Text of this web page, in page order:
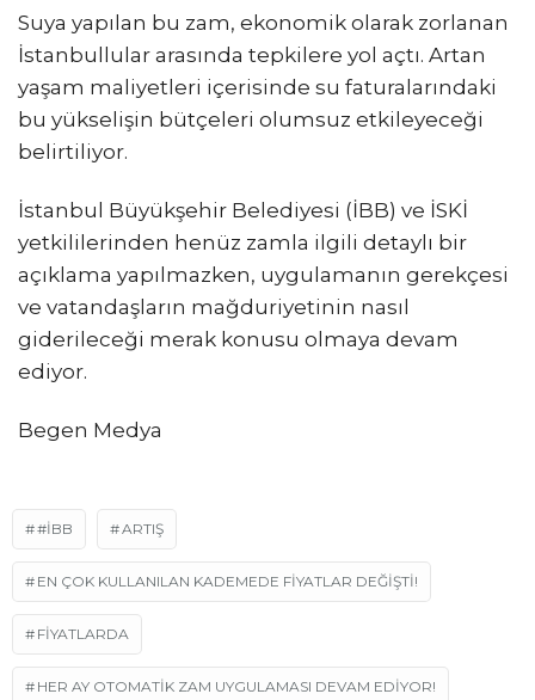
Suya yapılan bu zam, ekonomik olarak zorlanan
İstanbullular arasında tepkilere yol açtı. Artan
yaşam maliyetleri içerisinde su faturalarındaki
bu yükselişin bütçeleri olumsuz etkileyeceği
belirtiliyor.
İstanbul Büyükşehir Belediyesi (İBB) ve İSKİ
yetkililerinden henüz zamla ilgili detaylı bir
açıklama yapılmazken, uygulamanın gerekçesi
ve vatandaşların mağduriyetinin nasıl
giderileceği merak konusu olmaya devam
ediyor.
Begen Medya
#İBB ARTIŞ
EN ÇOK KULLANILAN KADEMEDE FIYATLAR DEĞIŞTI!
FIYATLARDA
HER AY OTOMATIK ZAM UYGULAMASI DEVAM EDIYOR!